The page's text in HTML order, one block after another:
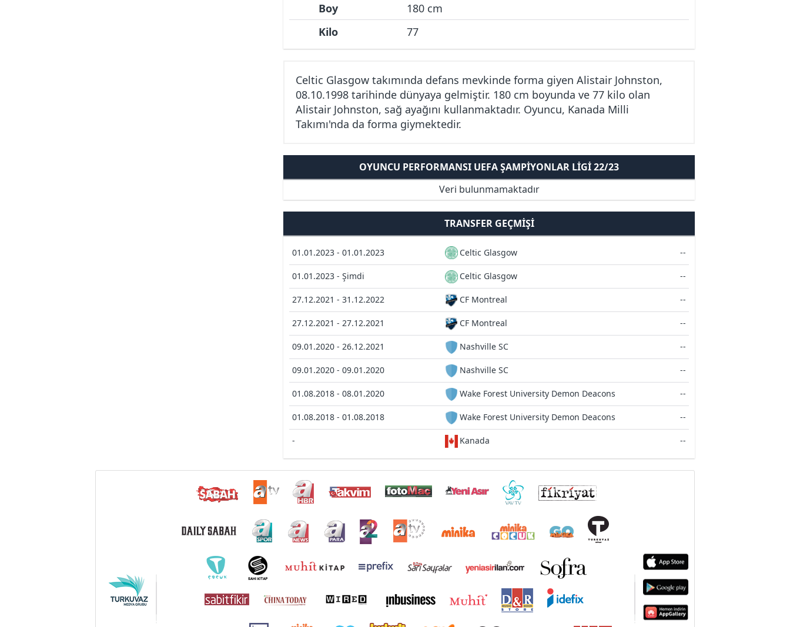
Boy
180 cm
Kilo
77
Celtic Glasgow takımında defans mevkinde forma giyen Alistair Johnston,
08.10.1998 tarihinde dünyaya gelmiştir. 180 cm boyunda ve 77 kilo olan
Alistair Johnston, sağ ayağını kullanmaktadır. Oyuncu, Kanada Milli
Takımı'nda da forma giymektedir.
OYUNCU PERFORMANSI UEFA ŞAMPIYONLAR LIGI 22/23
Veri bulunmamaktadır
TRANSFER GEÇMIŞI
01.01.2023 - 01.01.2023 Celtic Glasgow --
01.01.2023 - Şimdi Celtic Glasgow --
27.12.2021 - 31.12.2022 CF Montreal --
27.12.2021 - 27.12.2021 CF Montreal --
09.01.2020 - 26.12.2021 Nashville SC --
09.01.2020 - 09.01.2020 Nashville SC --
01.08.2018 - 08.01.2020 Wake Forest University Demon Deacons --
01.08.2018 - 01.08.2018 Wake Forest University Demon Deacons --
- Kanada --